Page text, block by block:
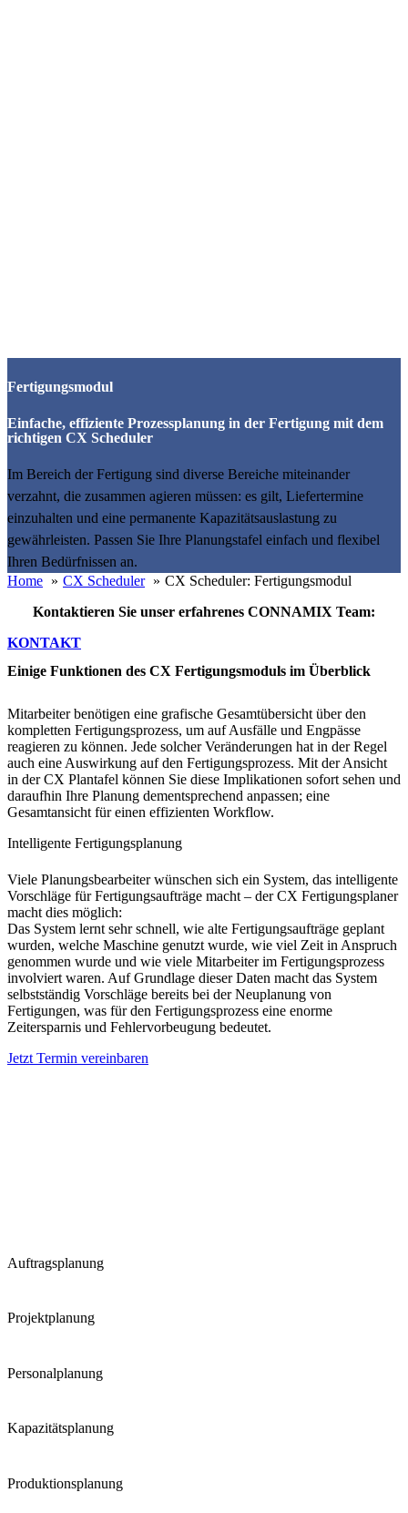
Fertigungsmodul
Einfache, effiziente Prozessplanung in der Fertigung mit dem
richtigen CX Scheduler
Im Bereich der Fertigung sind diverse Bereiche miteinander
verzahnt, die zusammen agieren müssen: es gilt, Liefertermine
einzuhalten und eine permanente Kapazitätsauslastung zu
gewährleisten. Passen Sie Ihre Planungstafel einfach und flexibel
Ihren Bedürfnissen an.
Home
CX Scheduler
CX Scheduler: Fertigungsmodul
Kontaktieren Sie unser erfahrenes CONNAMIX Team:
KONTAKT
Einige Funktionen des CX Fertigungsmoduls im Überblick
Mitarbeiter benötigen eine grafische Gesamtübersicht über den
kompletten Fertigungsprozess, um auf Ausfälle und Engpässe
reagieren zu können. Jede solcher Veränderungen hat in der Regel
auch eine Auswirkung auf den Fertigungsprozess. Mit der Ansicht
in der CX Plantafel können Sie diese Implikationen sofort sehen und
daraufhin Ihre Planung dementsprechend anpassen; eine
Gesamtansicht für einen effizienten Workflow.
Intelligente Fertigungsplanung
Viele Planungsbearbeiter wünschen sich ein System, das intelligente
Vorschläge für Fertigungsaufträge macht – der CX Fertigungsplaner
macht dies möglich:
Das System lernt sehr schnell, wie alte Fertigungsaufträge geplant
wurden, welche Maschine genutzt wurde, wie viel Zeit in Anspruch
genommen wurde und wie viele Mitarbeiter im Fertigungsprozess
involviert waren. Auf Grundlage dieser Daten macht das System
selbstständig Vorschläge bereits bei der Neuplanung von
Fertigungen, was für den Fertigungsprozess eine enorme
Zeitersparnis und Fehlervorbeugung bedeutet.
Jetzt Termin vereinbaren
Auftragsplanung
Projektplanung
Personalplanung
Kapazitätsplanung
Produktionsplanung